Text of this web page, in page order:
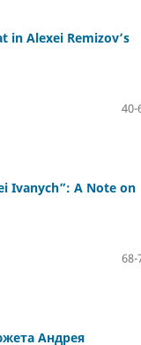
in Alexei Remizov’s
40-
Ivanych”: A Note on
68-
Андрея